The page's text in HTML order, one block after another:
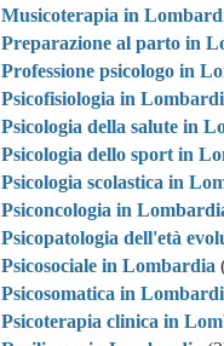
Musicoterapia in
Preparazione al parto in
Professione psicologo in
Psicofisiologia in
Psicologia della salute in
Psicologia dello sport in
Psicologia scolastica in
Psiconcologia in
Psicopatologia dell'età
Psicosociale in Lombardia
Psicosomatica in
Psicoterapia clinica in